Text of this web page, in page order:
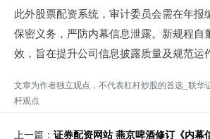
此外股票配资系统，审计委员会需在年报
保密义务，严防内幕信息泄露。新规程自
效，旨在提升公司信息披露质量及规范运
文章为作者独立观点，不代表杠杆炒股的首选_联华
杆观点
上一篇： 证券配资网站 燕京啤酒修订《内幕